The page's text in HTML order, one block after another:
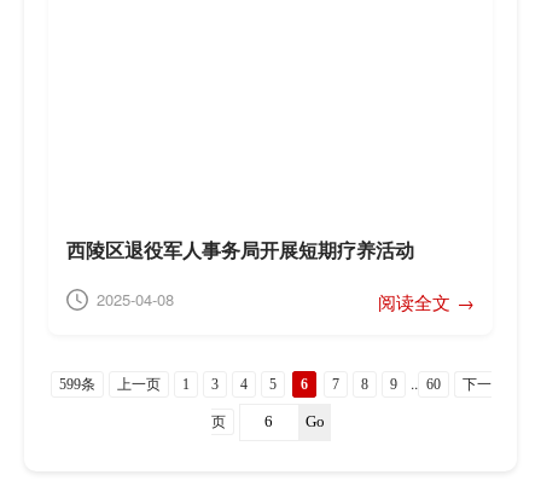
西陵区退役军人事务局开展短期疗养活动
2025-04-08 阅读全文 →
599条 上一页 1 3 4 5 6 7 8 9 .. 60 下一
页 Go